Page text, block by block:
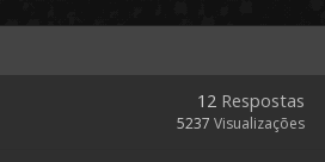
12 Respostas
5237 Visualizações